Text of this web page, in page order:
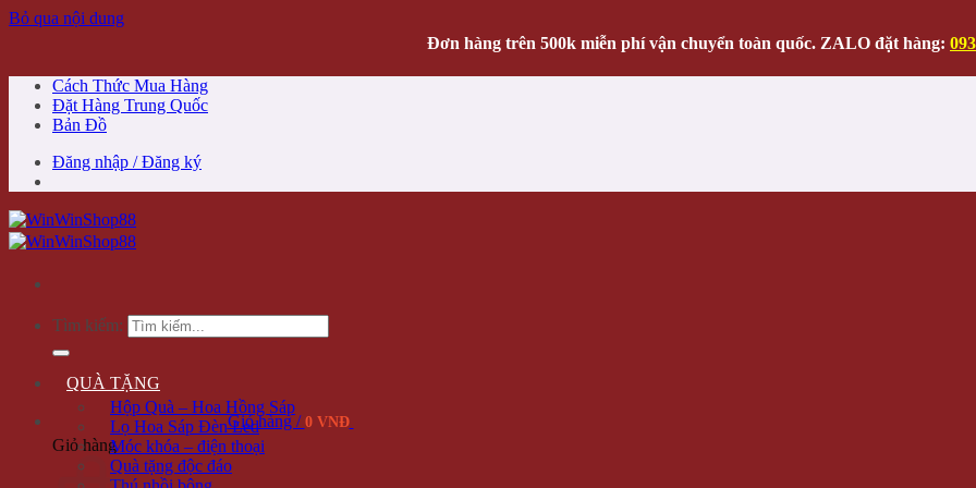
Bỏ qua nội dung
Đơn hàng trên 500k miễn phí vận chuyển toàn quốc. ZALO đặt hàng:
Cách Thức Mua Hàng
Đặt Hàng Trung Quốc
Bản Đồ
Đăng nhập / Đăng ký
Tìm kiếm:
Giỏ hàng / 0 VNĐ
Giỏ hàng
QUÀ TẶNG
Hộp Quà – Hoa Hồng Sáp
Lọ Hoa Sáp Đèn Led
Móc khóa – điện thoại
Quà tặng độc đáo